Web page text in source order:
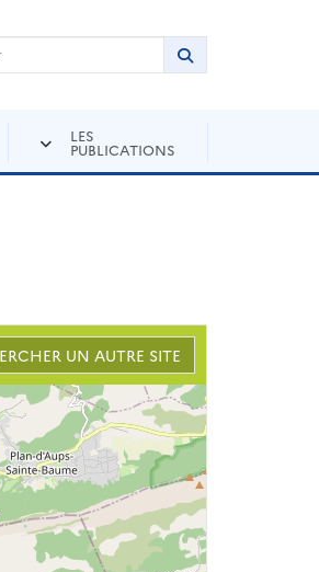
Inventaire Rechercher
Lancer la
LES
PUBLICATIONS
UN AUTRE SITE